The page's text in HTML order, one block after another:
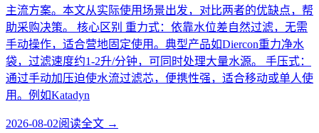
主流方案。本文从实际使用场景出发，对比两者的优缺点，帮
助采购决策。 核心区别 重力式：依靠水位差自然过滤，无需
手动操作，适合营地固定使用。典型产品如Diercon重力净水
袋，过滤速度约1-2升/分钟，可同时处理大量水源。 手压式：
通过手动加压迫使水流过滤芯，便携性强，适合移动或单人使
用。例如Katadyn
2026-08-02阅读全文 →